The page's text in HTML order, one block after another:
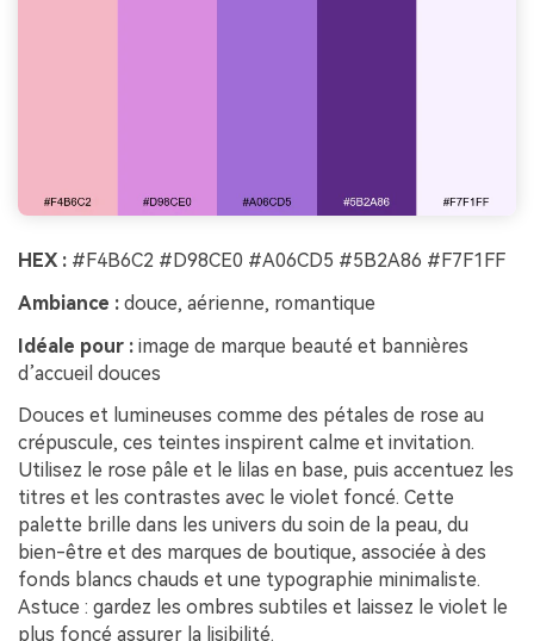
HEX : #F4B6C2 #D98CE0 #A06CD5 #5B2A86 #F7F1FF
Ambiance : douce, aérienne, romantique
Idéale pour : image de marque beauté et bannières
d’accueil douces
Douces et lumineuses comme des pétales de rose au
crépuscule, ces teintes inspirent calme et invitation.
Utilisez le rose pâle et le lilas en base, puis accentuez les
titres et les contrastes avec le violet foncé. Cette
palette brille dans les univers du soin de la peau, du
bien-être et des marques de boutique, associée à des
fonds blancs chauds et une typographie minimaliste.
Astuce : gardez les ombres subtiles et laissez le violet le
plus foncé assurer la lisibilité.